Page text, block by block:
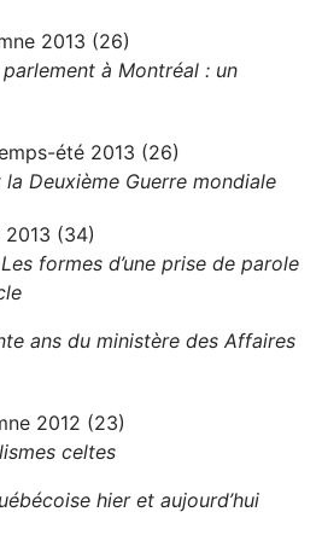
2013 (26)
parlement à Montréal : un
été 2013 (26)
la Deuxième Guerre mondiale
2013 (34)
formes d’une prise de parole
ans du ministère des Affaires
2012 (23)
celtes
hier et aujourd’hui